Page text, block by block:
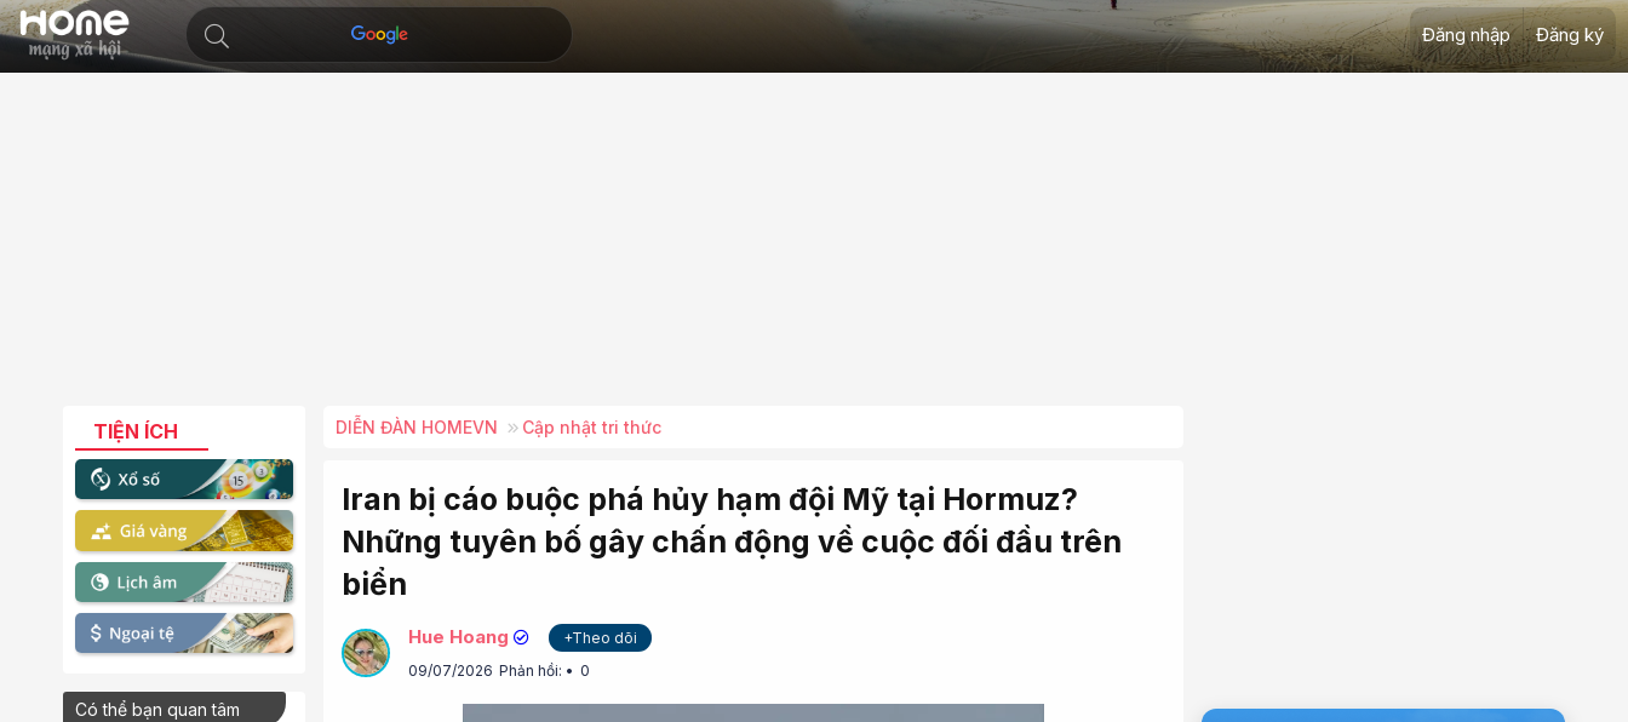
Đăng nhập Đăng ký
TIỆN ÍCH
Có thể bạn quan tâm
DIỄN ĐÀN HOMEVN Cập nhật tri thức
Iran bị cáo buộc phá hủy hạm đội Mỹ tại Hormuz?
Những tuyên bố gây chấn động về cuộc đối đầu trên
biển
Hue Hoang
+Theo dõi
09/07/2026 Phản hồi: 0